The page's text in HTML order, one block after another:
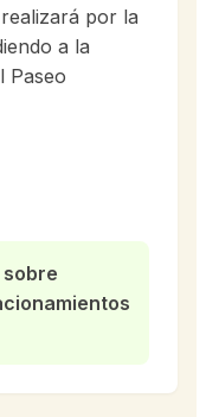
por la
a la
Paseo